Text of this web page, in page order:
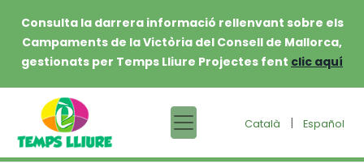
Consulta la darrera informació rellenvant sobre els
Campaments de la Victòria del Consell de Mallorca,
gestionats per Temps Lliure Projectes fent clic aquí
Català | Español